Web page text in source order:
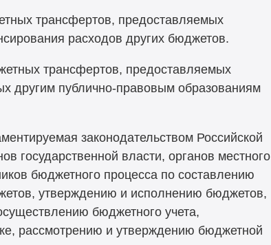
трансфертов, предоставляемых
расходов других бюджетов.
трансфертов, предоставляемых
другим публично-правовым образованиям
законодательством Российской
государственной власти, органов местного
бюджетного процесса по составлению
утверждению и исполнению бюджетов,
бюджетного учета,
рассмотрению и утверждению бюджетной